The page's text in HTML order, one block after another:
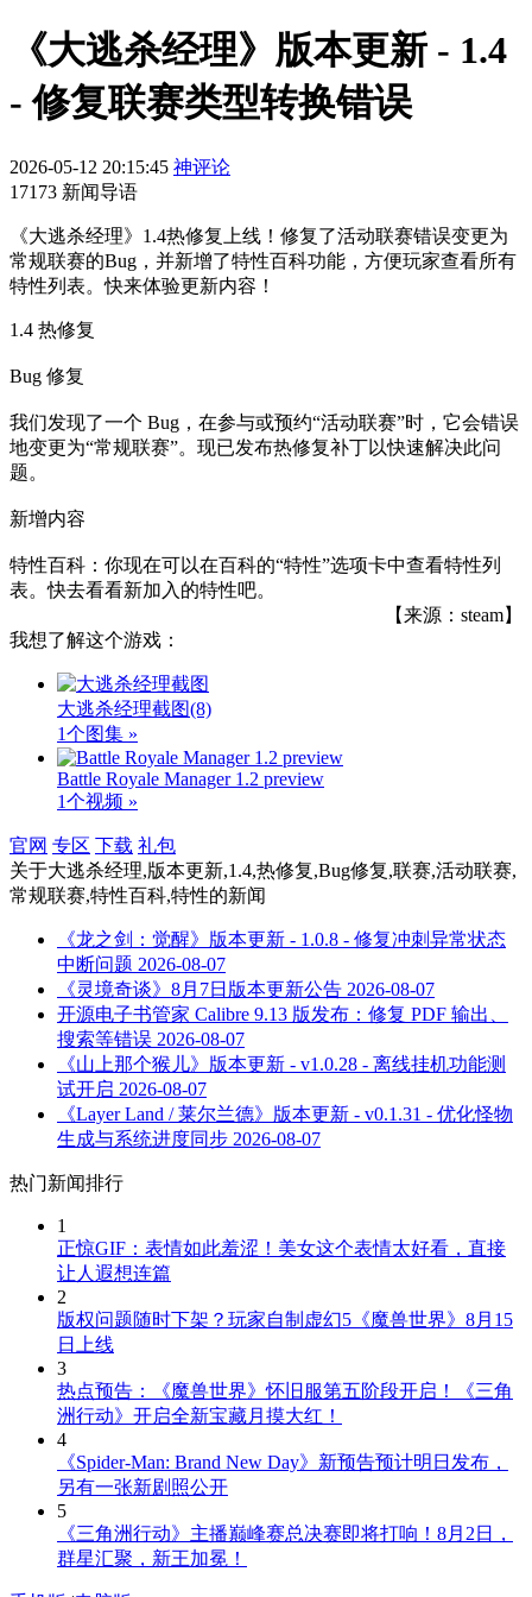
《大逃杀经理》版本更新 - 1.4
- 修复联赛类型转换错误
2026-05-12 20:15:45 神评论
17173 新闻导语
《大逃杀经理》1.4热修复上线！修复了活动联赛错误变更为
常规联赛的Bug，并新增了特性百科功能，方便玩家查看所有
特性列表。快来体验更新内容！
1.4 热修复
Bug 修复
我们发现了一个 Bug，在参与或预约“活动联赛”时，它会错误
地变更为“常规联赛”。现已发布热修复补丁以快速解决此问
题。
新增内容
特性百科：你现在可以在百科的“特性”选项卡中查看特性列
表。快去看看新加入的特性吧。
【来源：steam】
我想了解这个游戏：
大逃杀经理截图(8)
1个图集 »
Battle Royale Manager 1.2 preview
1个视频 »
官网 专区 下载 礼包
关于大逃杀经理,版本更新,1.4,热修复,Bug修复,联赛,活动联赛,
常规联赛,特性百科,特性的新闻
《龙之剑：觉醒》版本更新 - 1.0.8 - 修复冲刺异常状态
中断问题 2026-08-07
《灵境奇谈》8月7日版本更新公告 2026-08-07
开源电子书管家 Calibre 9.13 版发布：修复 PDF 输出、
搜索等错误 2026-08-07
《山上那个猴儿》版本更新 - v1.0.28 - 离线挂机功能测
试开启 2026-08-07
《Layer Land / 莱尔兰德》版本更新 - v0.1.31 - 优化怪物
生成与系统进度同步 2026-08-07
热门新闻排行
1
正惊GIF：表情如此羞涩！美女这个表情太好看，直接
让人遐想连篇
2
版权问题随时下架？玩家自制虚幻5《魔兽世界》8月15
日上线
3
热点预告：《魔兽世界》怀旧服第五阶段开启！《三角
洲行动》开启全新宝藏月摸大红！
4
《Spider-Man: Brand New Day》新预告预计明日发布，
另有一张新剧照公开
5
《三角洲行动》主播巅峰赛总决赛即将打响！8月2日，
群星汇聚，新王加冕！